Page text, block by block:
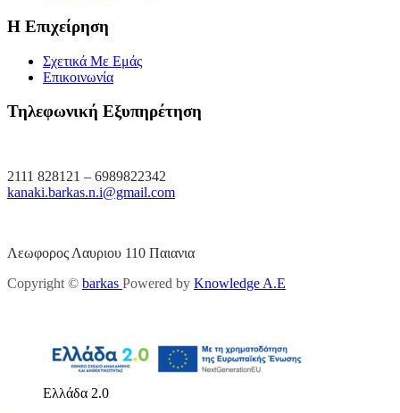
Η Επιχείρηση
Σχετικά Με Εμάς
Επικοινωνία
Τηλεφωνική Εξυπηρέτηση
2111 828121 – 6989822342
kanaki.barkas.n.i@gmail.com
Λεωφορος Λαυριου 110 Παιανια
Copyright © barkas Powered by Knowledge A.E
Ελλάδα 2.0